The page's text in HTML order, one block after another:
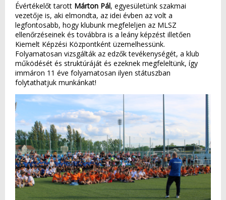
Évértékelőt tarott Márton Pál, egyesületünk szakmai
vezetője is, aki elmondta, az idei évben az volt a
legfontosabb, hogy klubunk megfeleljen az MLSZ
ellenőrzéseinek és továbbra is a leány képzést illetően
Kiemelt Képzési Központként üzemelhessünk.
Folyamatosan vizsgálták az edzők tevékenységét, a klub
működését és struktúráját és ezeknek megfeleltünk, így
immáron 11 éve folyamatosan ilyen státuszban
folytathatjuk munkánkat!